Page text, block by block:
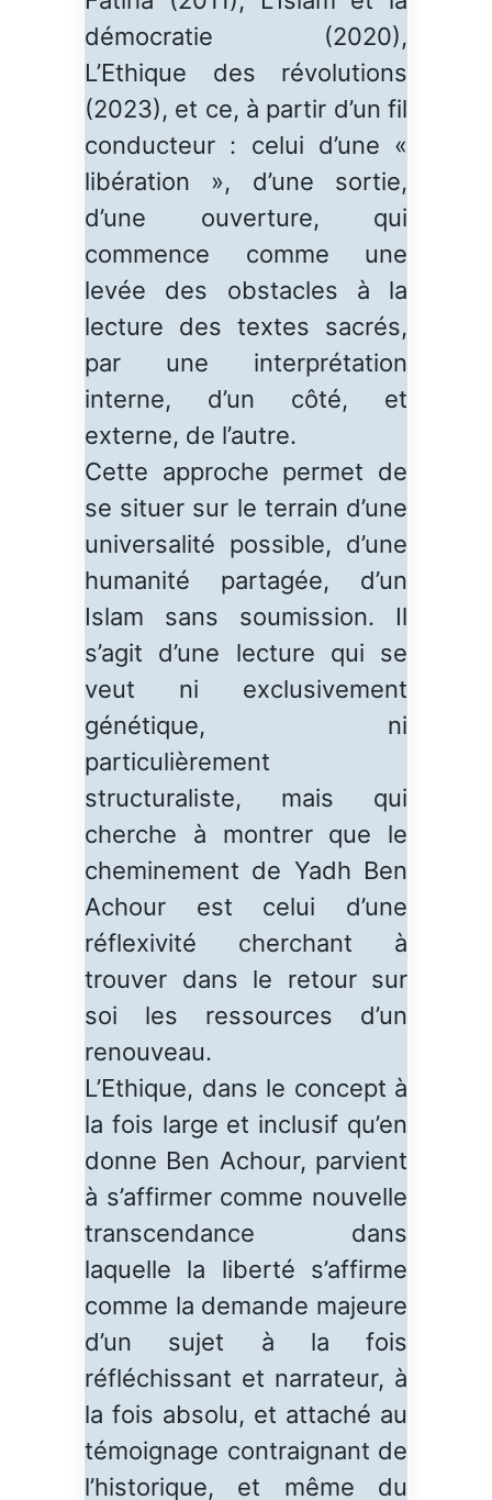
démocratie (2020),
L’Ethique des révolutions
(2023), et ce, à partir d’un fil
conducteur : celui d’une «
libération », d’une sortie,
d’une ouverture, qui
commence comme une
levée des obstacles à la
lecture des textes sacrés,
par une interprétation
interne, d’un côté, et
externe, de l’autre.
Cette approche permet de
se situer sur le terrain d’une
universalité possible, d’une
humanité partagée, d’un
Islam sans soumission. Il
s’agit d’une lecture qui se
veut ni exclusivement
génétique, ni
particulièrement
structuraliste, mais qui
cherche à montrer que le
cheminement de Yadh Ben
Achour est celui d’une
réflexivité cherchant à
trouver dans le retour sur
soi les ressources d’un
renouveau.
L’Ethique, dans le concept à
la fois large et inclusif qu’en
donne Ben Achour, parvient
à s’affirmer comme nouvelle
transcendance dans
laquelle la liberté s’affirme
comme la demande majeure
d’un sujet à la fois
réfléchissant et narrateur, à
la fois absolu, et attaché au
témoignage contraignant de
l’historique, et même du